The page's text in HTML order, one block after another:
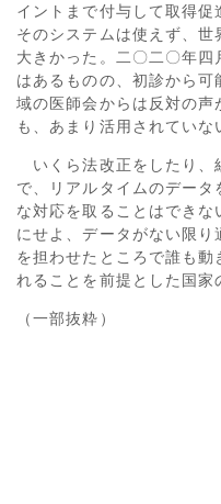
イントまで付与して取得促
そのシステムは使えず、
大きかった。二〇二〇年
はあるものの、初診から
域の医師会からは反対の
も、あまり活用されていな
いくら法改正をしたり、
で、リアルタイムのデー
な対応を取ることはでき
にせよ、データがない限
を担わせたところで誰も動
れることを前提とした国家
（一部抜粋）